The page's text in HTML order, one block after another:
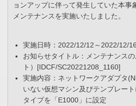
ョンアップに伴って発生していた本事
メンテナンスを実施いたしました。
実施日時：2022/12/12～2022/12/16
お知らせタイトル：メンテナンス
ト）[IDCF/SC20221208_1160]
実施内容：ネットワークアダプタ
いない仮想マシン及びテンプレー
タイプを「E1000」に設定